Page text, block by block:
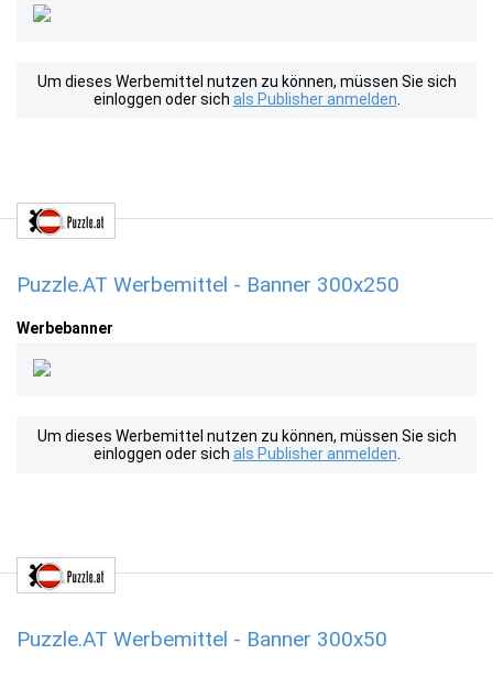
Um dieses Werbemittel nutzen zu können, müssen Sie sich
einloggen oder sich als Publisher anmelden
Puzzle.AT Werbemittel - Banner 300x250
Werbebanner
Um dieses Werbemittel nutzen zu können, müssen Sie sich
einloggen oder sich als Publisher anmelden
Puzzle.AT Werbemittel - Banner 300x50